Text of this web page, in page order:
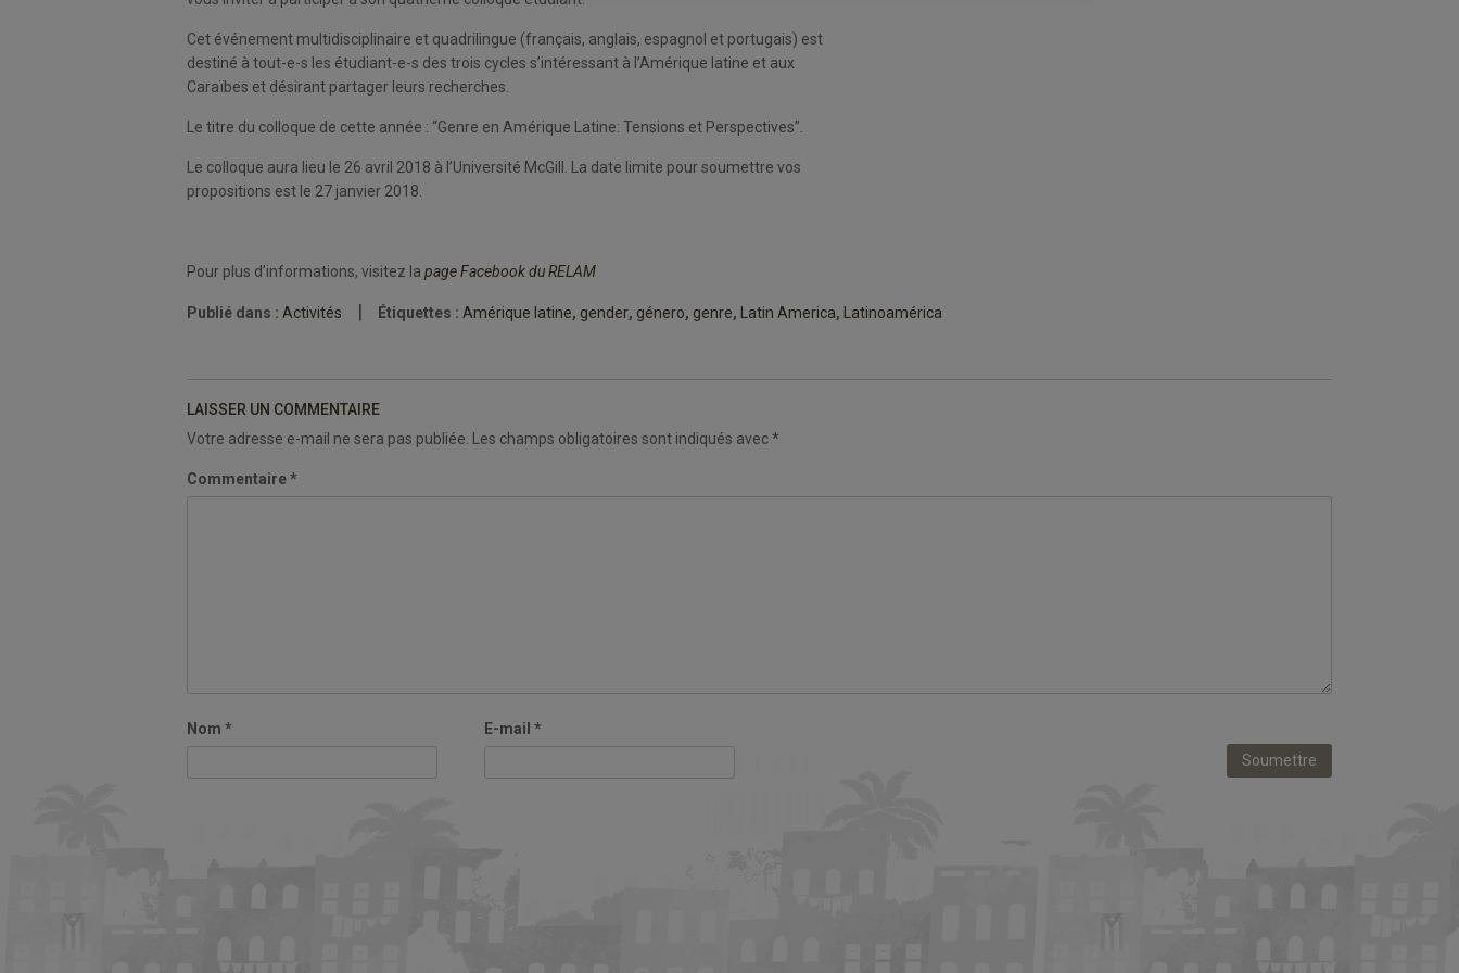
Cet événement multidisciplinaire et quadrilingue (français, anglais, espagnol et portugais) est
destiné à tout-e-s les étudiant-e-s des trois cycles s’intéressant à l’Amérique latine et aux
Caraïbes et désirant partager leurs recherches.
Le titre du colloque de cette année : “Genre en Amérique Latine: Tensions et Perspectives”.
Le colloque aura lieu le 26 avril 2018 à l’Université McGill. La date limite pour soumettre vos
propositions est le 27 janvier 2018.
Pour plus d’informations, visitez la page Facebook du RELAM
Publié dans : Activités Étiquettes : Amérique latine, gender, género, genre, Latin America, Latinoamérica
LAISSER UN COMMENTAIRE
Votre adresse e-mail ne sera pas publiée.
Les champs obligatoires sont indiqués avec*
Commentaire*
Nom * E-mail*